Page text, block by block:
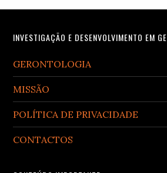
Footer
INVESTIGAÇÃO E DESENVOLVIMENTO EM
GERONTOLOGIA
MISSÃO
POLÍTICA DE PRIVACIDADE
CONTACTOS